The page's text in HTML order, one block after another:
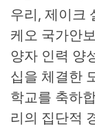
우리, 제이크
케오 국가안
양자 인력 양
십을 체결한
학교를 축하
리의 집단적